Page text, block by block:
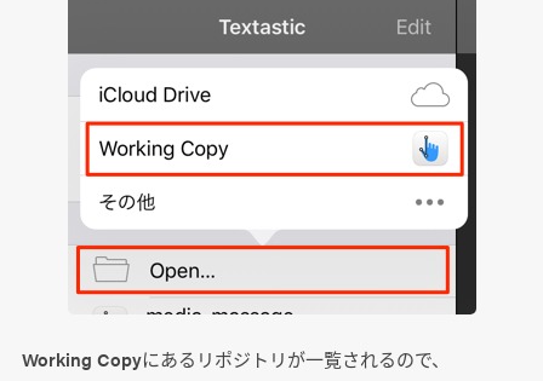
Working Copyにあるリポジトリが一覧されるので、